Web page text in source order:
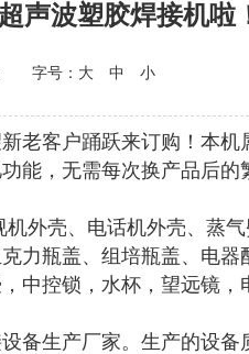
声波塑胶焊接机啦
字号： 大 中 小
老客户踊跃来订购！本机
能，无需每次换产品后的
外壳、电话机外壳、蒸
力瓶盖、组培瓶盖、电器
中控锁，水杯，望远镜，
备生产厂家。生产的设备